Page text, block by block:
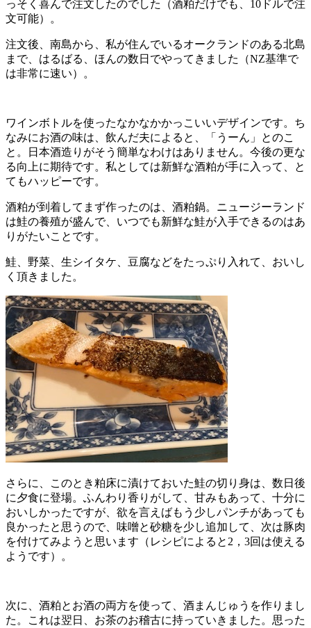
っそく喜んで注文したのでした（酒粕だけでも、10ドルで注
文可能）。
注文後、南島から、私が住んでいるオークランドのある北島
まで、はるばる、ほんの数日でやってきました（NZ基準で
は非常に速い）。
ワインボトルを使ったなかなかかっこいいデザインです。ち
なみにお酒の味は、飲んだ夫によると、「うーん」とのこ
と。日本酒造りがそう簡単なわけはありません。今後の更な
る向上に期待です。私としては新鮮な酒粕が手に入って、と
てもハッピーです。
酒粕が到着してまず作ったのは、酒粕鍋。ニュージーランド
は鮭の養殖が盛んで、いつでも新鮮な鮭が入手できるのはあ
りがたいことです。
鮭、野菜、生シイタケ、豆腐などをたっぷり入れて、おいし
く頂きました。
さらに、このとき粕床に漬けておいた鮭の切り身は、数日後
に夕食に登場。ふんわり香りがして、甘みもあって、十分に
おいしかったですが、欲を言えばもう少しパンチがあっても
良かったと思うので、味噌と砂糖を少し追加して、次は豚肉
を付けてみようと思います（レシピによると2，3回は使える
ようです）。
次に、酒粕とお酒の両方を使って、酒まんじゅうを作りまし
た。これは翌日、お茶のお稽古に持っていきました。思った